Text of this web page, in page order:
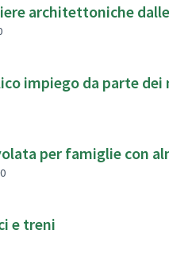
architettoniche
impiego da parte
per famiglie con
0
e treni